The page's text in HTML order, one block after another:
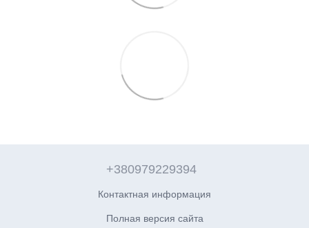
+380979229394
Контактная информация
Полная версия сайта